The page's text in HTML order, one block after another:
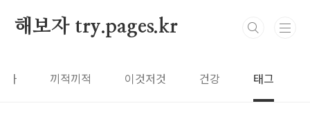
해보자 try.pages.kr
자 끼적끼적 이것저것 건강 태그